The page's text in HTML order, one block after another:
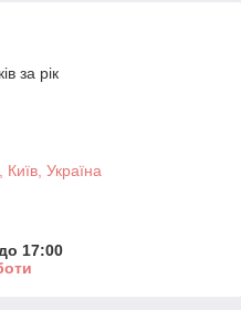
за рік
Україна
17:00